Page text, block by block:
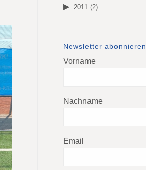
2011 (2)
Newsletter abonnieren
Vorname
Nachname
Email